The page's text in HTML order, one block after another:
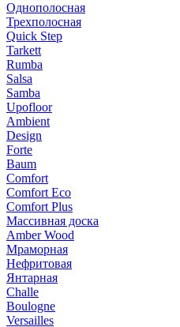
Однополосная
Трехполосная
Quick Step
Tarkett
Rumba
Salsa
Samba
Upofloor
Ambient
Design
Forte
Baum
Comfort
Comfort Eco
Comfort Plus
Массивная доска
Amber Wood
Мраморная
Нефритовая
Янтарная
Challe
Boulogne
Versailles